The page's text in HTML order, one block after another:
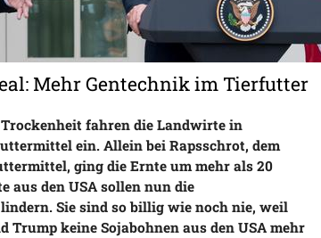
Mehr Gentechnik im Tierfutter
Trockenheit fahren die Landwirte in
ein. Allein bei Rapsschrot, dem
ging die Ernte um mehr als 20
aus den USA sollen nun die
Sie sind so billig wie noch nie, weil
Trump keine Sojabohnen aus den USA mehr